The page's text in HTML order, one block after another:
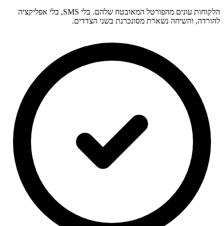
הלקוחות עונים מהפורטל המאובטח שלהם. בלי SMS, בלי אפליקציה
להורדה, והשיחה נשארת מסונכרנת בשני הצדדים.